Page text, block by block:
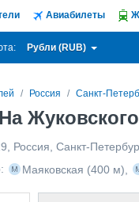
Авиабилеты
Рубли (RUB)
Россия Санкт-
Россия Санкт-
Маяковская (400 м)